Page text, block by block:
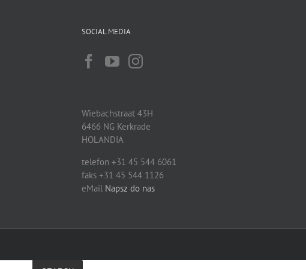
SOCIAL MEDIA
Wiebachstraat 43H
6466 NG Kerkrade
HOLANDIA
telefon +31 45 544 6061
faks +31 45 544 1126
eMail Napsz do nas